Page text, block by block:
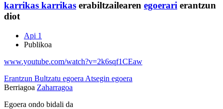
karrikas karrikas erabiltzailearen egoerari erantzun
diot
Api 1
Publikoa
www.youtube.com/watch?v=2k6sqf1CEaw
Erantzun Bultzatu egoera Atsegin egoera
Berriagoa Zaharragoa
Egoera ondo bidali da